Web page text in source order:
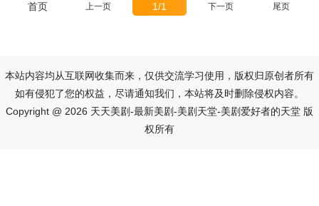
首页 上一页 1/1 下一页 尾页
本站内容均从互联网收集而来，仅供交流学习使用，版权归原创者所有
如有侵犯了您的权益，尽请通知我们，本站将及时删除侵权内容。
Copyright @ 2026 天天美剧-最新美剧-美剧天堂-美剧爱好者的天堂 版
权所有